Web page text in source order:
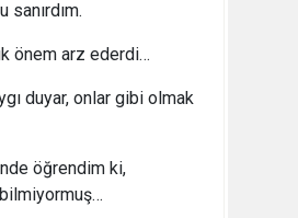
önem arz ederdi…
duyar, onlar gibi olmak
öğrendim ki,